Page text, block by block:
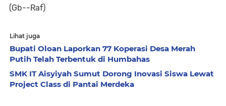
(Gb--Raf)
Lihat juga
Bupati Oloan Laporkan 77 Koperasi Desa Merah
Putih Telah Terbentuk di Humbahas
SMK IT Aisyiyah Sumut Dorong Inovasi Siswa Lewat
Project Class di Pantai Merdeka